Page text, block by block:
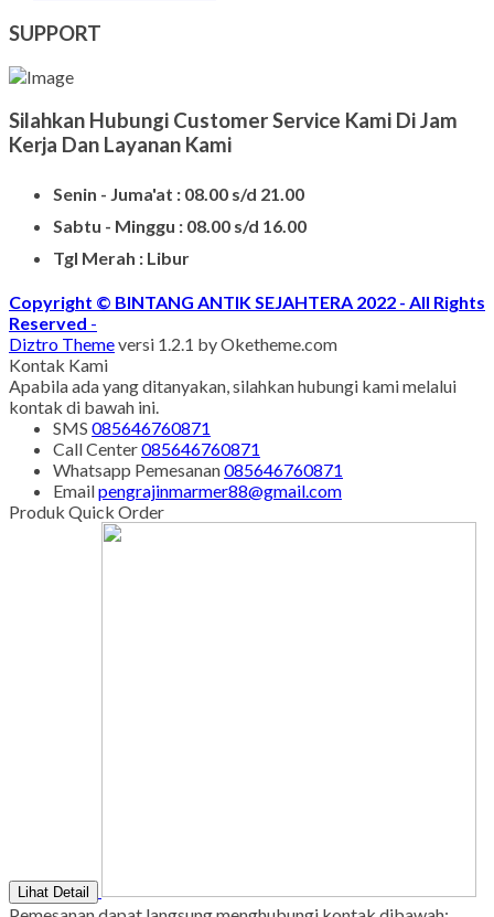
Silahkan Hubungi Customer Service Kami Di Jam
Kerja Dan Layanan Kami
Copyright © BINTANG ANTIK SEJAHTERA 2022 - All Rights
Reserved-
Diztro Theme
Kontak Kami
Apabila ada yang ditanyakan, silahkan hubungi kami melalui
kontak di bawah ini.
SMS085646760871
Call Center085646760871
WhatsappPemesanan085646760871
Emailpengrajinmarmer88@gmail.com
Produk Quick Order
Lihat Detail